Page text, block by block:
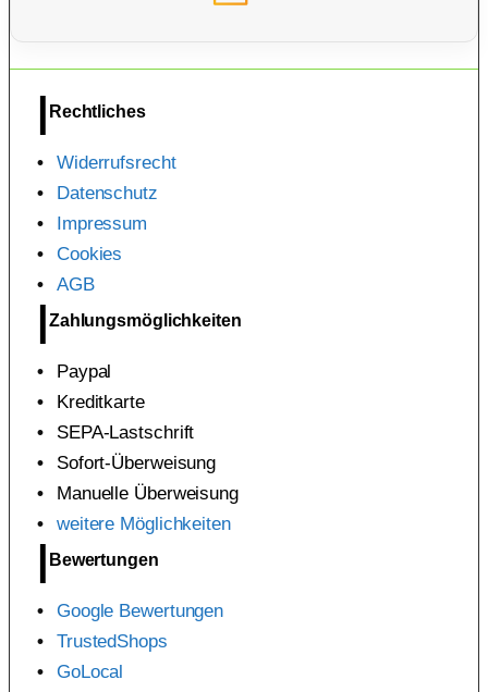
Rechtliches
Widerrufsrecht
Datenschutz
Impressum
Cookies
AGB
Zahlungsmöglichkeiten
Paypal
Kreditkarte
SEPA-Lastschrift
Sofort-Überweisung
Manuelle Überweisung
weitere Möglichkeiten
Bewertungen
Google Bewertungen
TrustedShops
GoLocal